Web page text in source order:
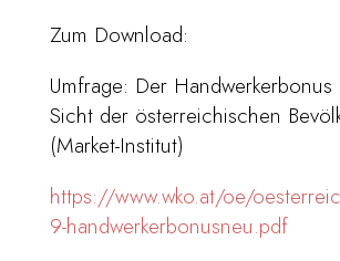
Zum Download:
Umfrage: Der
Sicht der österreichischen
(Market-Institut)
https://www.wko.at/oe/
9-handwerkerbonusneu.pdf